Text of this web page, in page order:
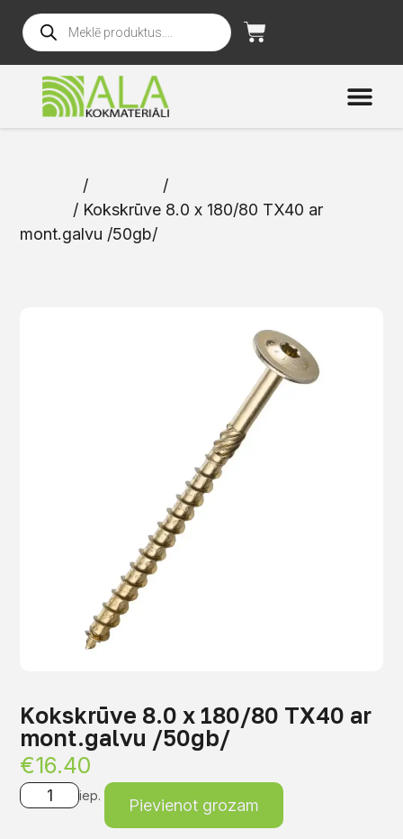
/ /
/ Kokskrūve 8.0 x 180/80 TX40 ar
mont.galvu /50gb/
Kokskrūve 8.0 x 180/80 TX40 ar
mont.galvu /50gb/
€16.40
iep.
Pievienot grozam